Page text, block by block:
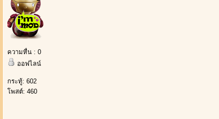
ความหื่น : 0
ออฟไลน์
กระทู้: 602
โพสต์: 460